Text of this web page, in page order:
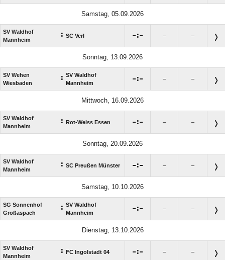
Samstag, 05.09.2026
SV Waldhof
Mannheim
: SC Verl : – –
Sonntag, 13.09.2026
SV Wehen
Wiesbaden
: SV Waldhof
Mannheim
: – –
Mittwoch, 16.09.2026
SV Waldhof
Mannheim
: Rot-Weiss Essen : – –
Sonntag, 20.09.2026
SV Waldhof
Mannheim
: SC Preußen Münster : – –
Samstag, 10.10.2026
SG Sonnenhof
Großaspach
: SV Waldhof
Mannheim
: – –
Dienstag, 13.10.2026
SV Waldhof
Mannheim
: FC Ingolstadt 04 : – –